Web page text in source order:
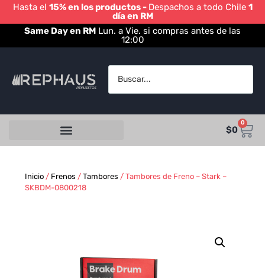
Hasta el 15% en los productos - Despachos a todo Chile 1
día en RM
Same Day en RM Lun. a Vie. si compras antes de las
12:00
$0
0
Inicio / Frenos / Tambores / Tambores de Freno – Stark –
SKBDM-0800218